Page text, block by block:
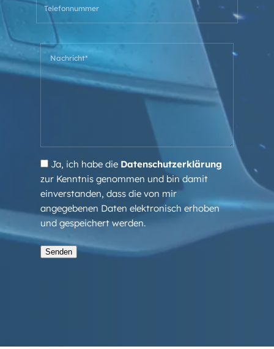
Ja, ich habe die Datenschutzerklärung
zur Kenntnis genommen und bin damit
einverstanden, dass die von mir
angegebenen Daten elektronisch erhoben
und gespeichert werden.